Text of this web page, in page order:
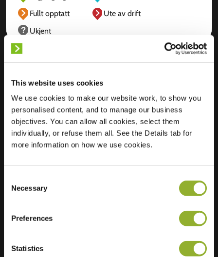
This website uses cookies
We use cookies to make our website work, to show you
personalised content, and to manage our business
objectives. You can allow all cookies, select them
individually, or refuse them all. See the Details tab for
more information on how we use cookies.
Selection
Necessary
Preferences
Statistics
Fullt opptatt
Ute av drift
Ukjent
Sted
Doktor Willem
Dressingel 181
6836 CS Arnhem
Nederland